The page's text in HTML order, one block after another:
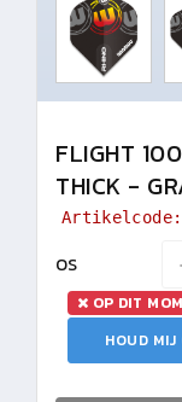
FLIGHT
THICK -
Artikelcode:
OS
OP DIT
HOUD